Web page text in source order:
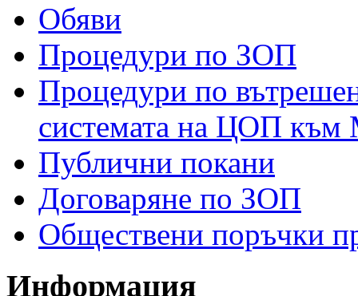
Обяви
Процедури по ЗОП
Процедури по
системата на ЦОП към
Публични покани
Договаряне по ЗОП
Обществени поръчки
Информация